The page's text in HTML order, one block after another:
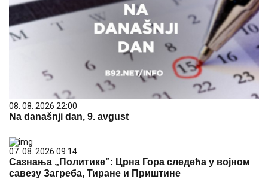
08. 08. 2026 22:00
Na današnji dan, 9. avgust
07. 08. 2026 09:14
Сазнања „Политике”: Црна Гора следећа у војном
савезу Загреба, Тиране и Приштине